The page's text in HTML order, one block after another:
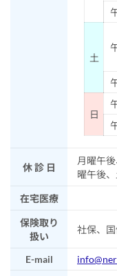
土
日
休 診 日
月曜午
曜午後
在宅医療
保険取り
扱い
社保、
E-mail